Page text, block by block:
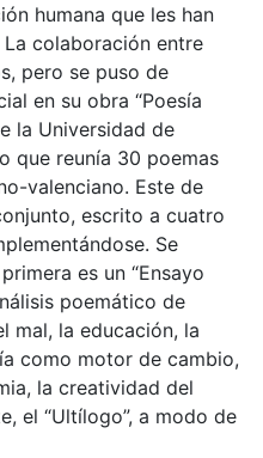
humana que les han
colaboración entre
pero se puso de
en su obra “Poesía
la Universidad de
que reunía 30 poemas
valenciano. Este de
escrito a cuatro
Se
es un “Ensayo
poemático de
mal, la educación, la
como motor de cambio,
la creatividad del
el “Ultílogo”, a modo de